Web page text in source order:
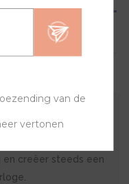
Met deze kunststof
en creëer steeds een
van de
vertonen